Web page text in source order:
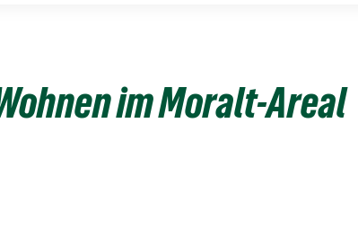
im Moralt-Areal